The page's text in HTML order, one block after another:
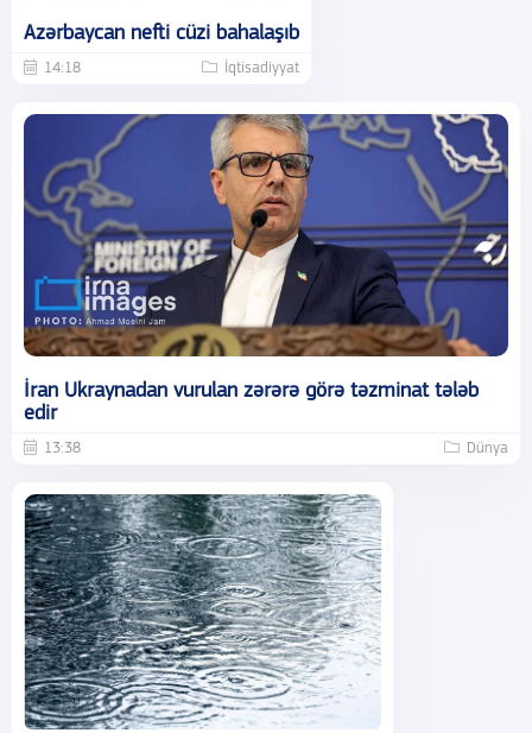
Azərbaycan nefti cüzi bahalaşıb
14:18 İqtisadiyyat
İran Ukraynadan vurulan zərərə görə təzminat tələb
edir
13:38 Dünya